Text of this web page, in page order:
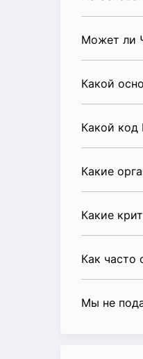
Может ли
Какой
Какой код
Какие
Какие
Как часто
Мы не